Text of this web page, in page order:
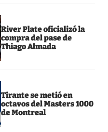
River Plate oficializó la
compra del pase de
Thiago Almada
Tirante se metió en
octavos del Masters 1000
de Montreal